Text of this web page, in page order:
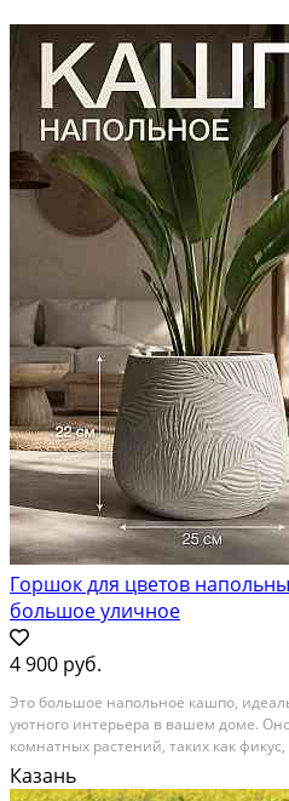
Горшок для цветов
большое уличное
4 900 руб.
Это большое напольное кашпо,
уютного интерьера в вашем доме.
комнатных растений, таких как
Кашпо имеет дренажное отверстие,
уход за растениями. Вырастите
Казань